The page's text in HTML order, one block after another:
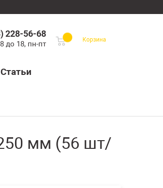
мм (56 шт/
228-56-68
до 18, пн-пт
Корзина
Статьи